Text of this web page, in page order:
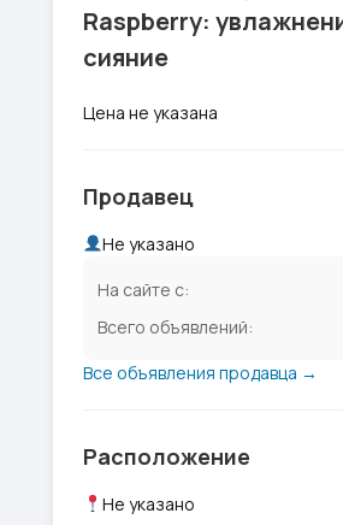
Raspberry:
сияние
Цена не указана
Продавец
Не указано
На сайте с:
Всего объявлений:
Все объявления продавца →
Расположение
Не указано